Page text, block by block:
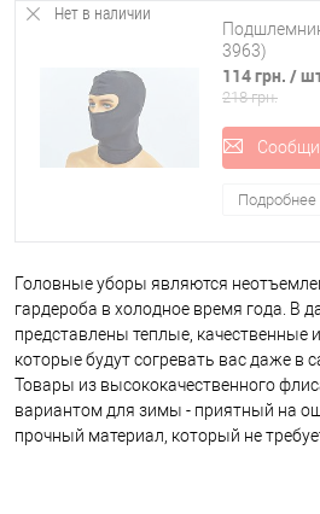
Нет в наличии
3963)
114 грн. /
218 грн.
Подробнее
Головные уборы являются
гардероба в холодное время года. В
представлены теплые, качественные
которые будут согревать вас даже в
Товары из высококачественного
вариантом для зимы - приятный на
прочный материал, который не